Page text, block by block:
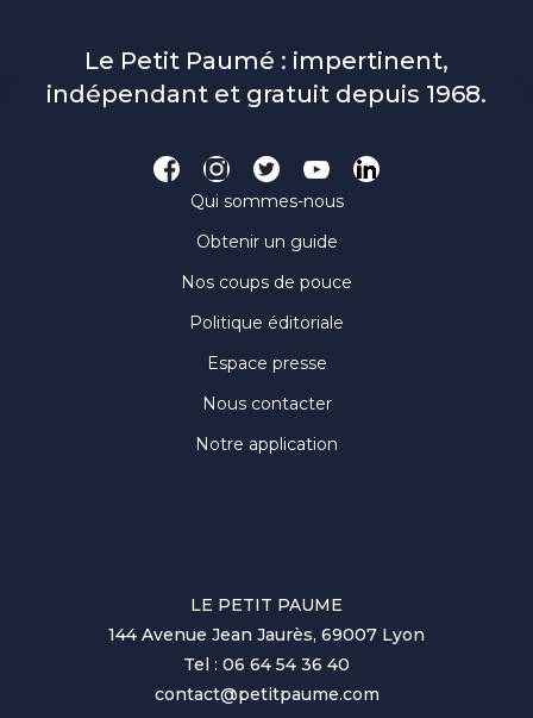
Le Petit Paumé : impertinent,
indépendant et gratuit depuis 1968.
Qui sommes-nous
Obtenir un guide
Nos coups de pouce
Politique éditoriale
Espace presse
Nous contacter
Notre application
LE PETIT PAUME
144 Avenue Jean Jaurès, 69007 Lyon
Tel : 06 64 54 36 40
contact@petitpaume.com